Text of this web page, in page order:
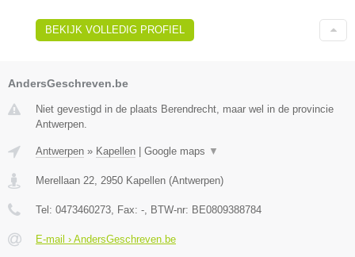
BEKIJK VOLLEDIG PROFIEL
AndersGeschreven.be
Niet gevestigd in de plaats Berendrecht, maar wel in de provincie
Antwerpen.
Antwerpen » Kapellen | Google maps ▼
Merellaan 22 2950 Kapellen (Antwerpen)
Tel: 0473460273 , Fax: - , BTW-nr: BE0809388784
E-mail › AndersGeschreven.be